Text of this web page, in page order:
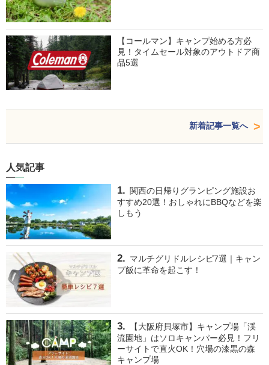
【コールマン】キャンプ始める方必
見！タイムセール対象のアウトドア商
品5選
新着記事一覧へ
人気記事
関西の日帰りグランピング施設お
すすめ20選！おしゃれにBBQなどを楽
しもう
マルチグリドルレシピ7選｜キャン
プ飯に革命を起こす！
【大阪府貝塚市】キャンプ場「渓
流園地」はソロキャンパー必見！フリ
ーサイトで直火OK！穴場の漆黒の森
キャンプ場